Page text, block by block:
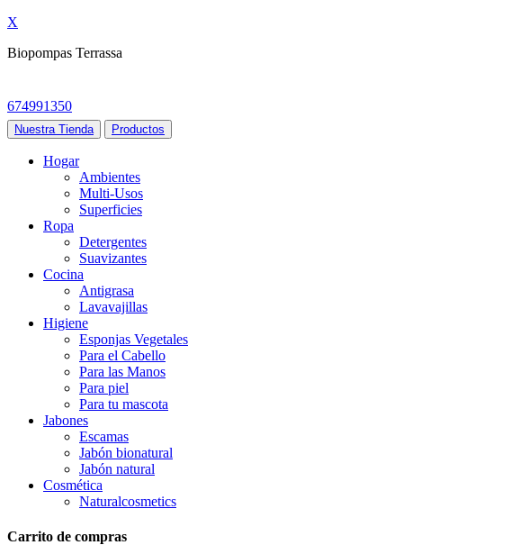
X
Biopompas Terrassa
674991350
Nuestra Tienda Productos
Hogar
Ambientes
Multi-Usos
Superficies
Ropa
Detergentes
Suavizantes
Cocina
Antigrasa
Lavavajillas
Higiene
Esponjas Vegetales
Para el Cabello
Para las Manos
Para piel
Para tu mascota
Jabones
Escamas
Jabón bionatural
Jabón natural
Cosmética
Naturalcosmetics
Carrito de compras